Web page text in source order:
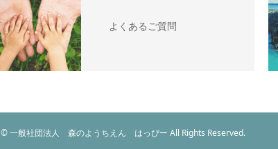
よくあるご質問
© 一般社団法人 森のようちえん はっぴー All Rights Reserved.